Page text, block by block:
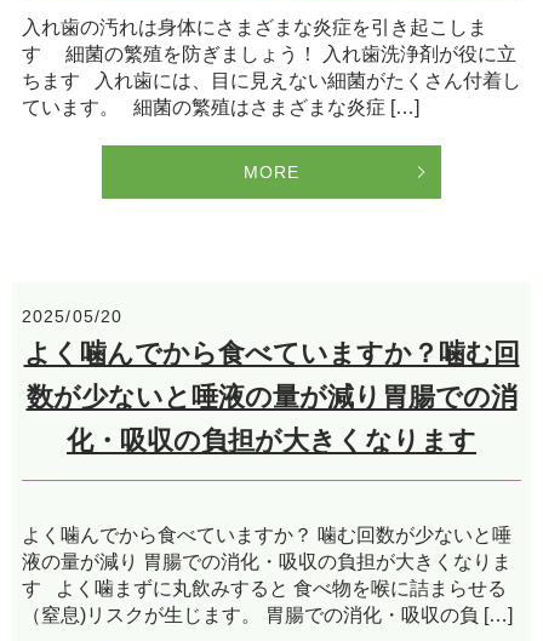
入れ歯の汚れは身体にさまざまな炎症を引き起こしま
す 細菌の繁殖を防ぎましょう！ 入れ歯洗浄剤が役に立
ちます 入れ歯には、目に見えない細菌がたくさん付着し
ています。 細菌の繁殖はさまざまな炎症 […]
MORE
2025/05/20
よく噛んでから食べていますか？噛む回
数が少ないと唾液の量が減り胃腸での消
化・吸収の負担が大きくなります
よく噛んでから食べていますか？ 噛む回数が少ないと唾
液の量が減り 胃腸での消化・吸収の負担が大きくなりま
す よく噛まずに丸飲みすると 食べ物を喉に詰まらせる
（窒息)リスクが生じます。 胃腸での消化・吸収の負 […]